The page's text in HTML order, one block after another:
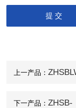
上一产品：
下一产品： ZHSB-